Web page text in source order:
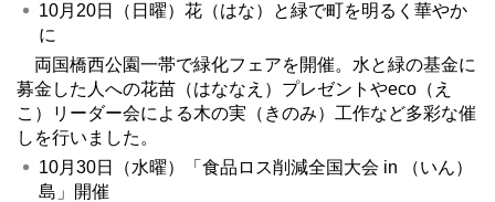
10月20日（日曜）花（はな）と緑で町を明るく華やか
に
両国橋西公園一帯で緑化フェアを開催。水と緑の基金に
募金した人への花苗（はななえ）プレゼントやeco（え
こ）リーダー会による木の実（きのみ）工作など多彩な催
しを行いました。
10月30日（水曜）「食品ロス削減全国大会 in （いん）
島」開催